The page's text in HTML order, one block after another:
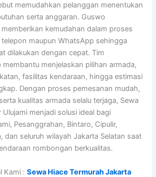
memudahkan pelanggan menentukan
serta anggaran. Guswo
kemudahan dalam proses
telepon maupun WhatsApp sehingga
dilakukan dengan cepat. Tim
menjelaskan pilihan armada,
fasilitas kendaraan, hingga estimasi
Dengan proses pemesanan mudah,
kualitas armada selalu terjaga, Sewa
Ulujami menjadi solusi ideal bagi
Pesanggrahan, Bintaro, Cipulir,
dan seluruh wilayah Jakarta Selatan saat
rombongan berkualitas.
Kami :Sewa Hiace Termurah Jakarta